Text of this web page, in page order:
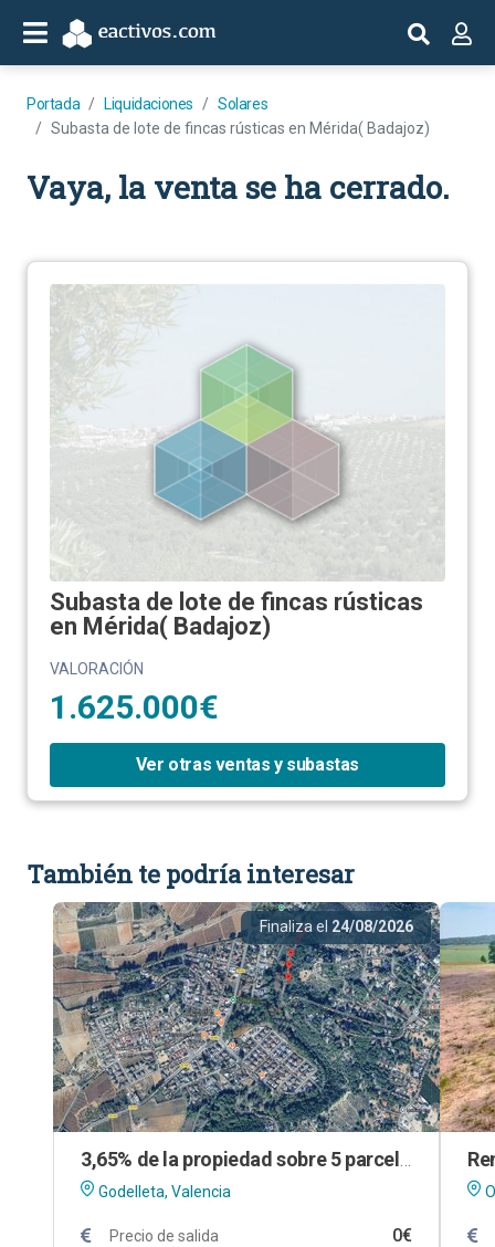
Portada Liquidaciones
Solares
Subasta de lote de fincas rústicas en Mérida( Badajoz)
Vaya, la venta se ha cerrado.
Subasta de lote de fincas rústicas
en Mérida( Badajoz)
VALORACIÓN
1.625.000€
Ver otras ventas y subastas
También te podría interesar
Finaliza el 24/08/2026
Godelleta, Valencia
Precio de salida 0€